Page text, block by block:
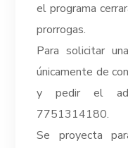
el programa
prorrogas.
Para solicitar
únicamente de
y pedir el
7751314180.
Se proyecta